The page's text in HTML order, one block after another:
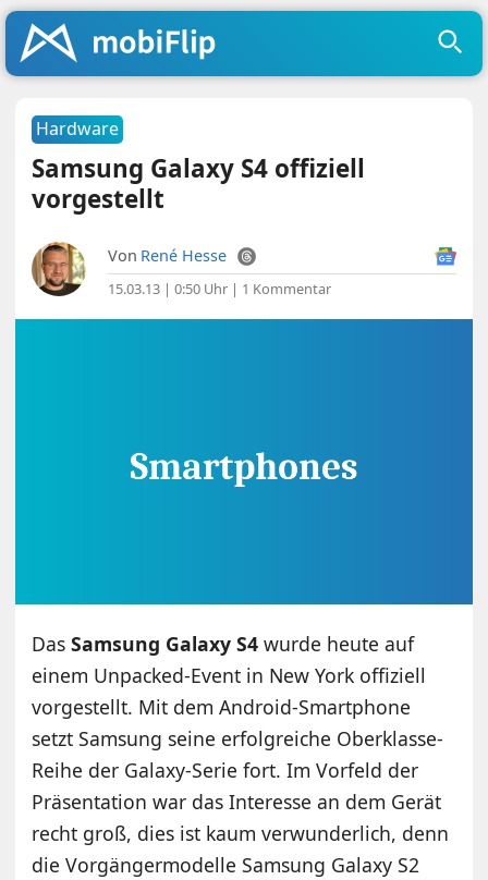
Hardware
Samsung Galaxy S4 offiziell
vorgestellt
Von René Hesse
15.03.13 | 0:50 Uhr | 1 Kommentar
DasSamsung Galaxy S4 wurde heute auf
einem Unpacked-Event in New York offiziell
vorgestellt. Mit dem Android-Smartphone
setzt Samsung seine erfolgreiche Oberklasse-
Reihe der Galaxy-Serie fort. Im Vorfeld der
Präsentation war das Interesse an dem Gerät
recht groß, dies ist kaum verwunderlich, denn
die Vorgängermodelle Samsung Galaxy S2